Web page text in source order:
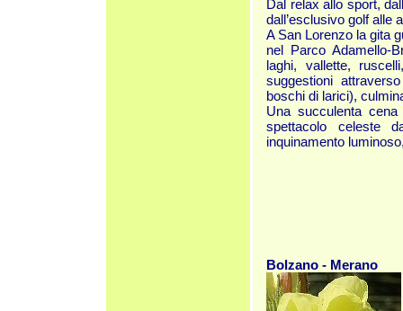
Dal relax allo sport,
dall’esclusivo golf alle
A San Lorenzo la gita
nel Parco Adamello-
laghi, vallette,
suggestioni
boschi di larici),
Una succulenta
spettacolo celeste
inquinamento
Bolzano - Merano